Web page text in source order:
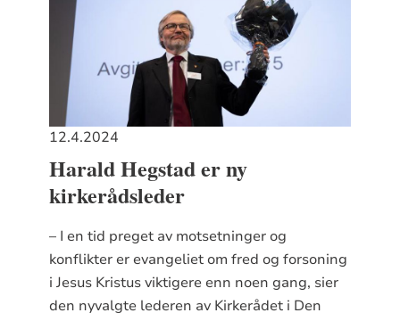
12.4.2024
Harald Hegstad er ny
kirkerådsleder
– I en tid preget av motsetninger og
konflikter er evangeliet om fred og forsoning
i Jesus Kristus viktigere enn noen gang, sier
den nyvalgte lederen av Kirkerådet i Den